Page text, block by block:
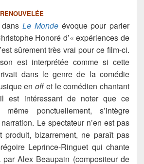
dansLe Mondeévoque pour parler
Honoré d’« expériences de
sûrement très vrai pour ce film-ci.
est interprétée comme si cette
dans le genre de la comédie
en offet le comédien chantant
est intéressant de noter que ce
ponctuellement, s’intègre
Le spectateur n’en est pas
produit, bizarrement, ne paraît pas
Leprince-Ringuet qui chante
par Alex Beaupain (compositeur de